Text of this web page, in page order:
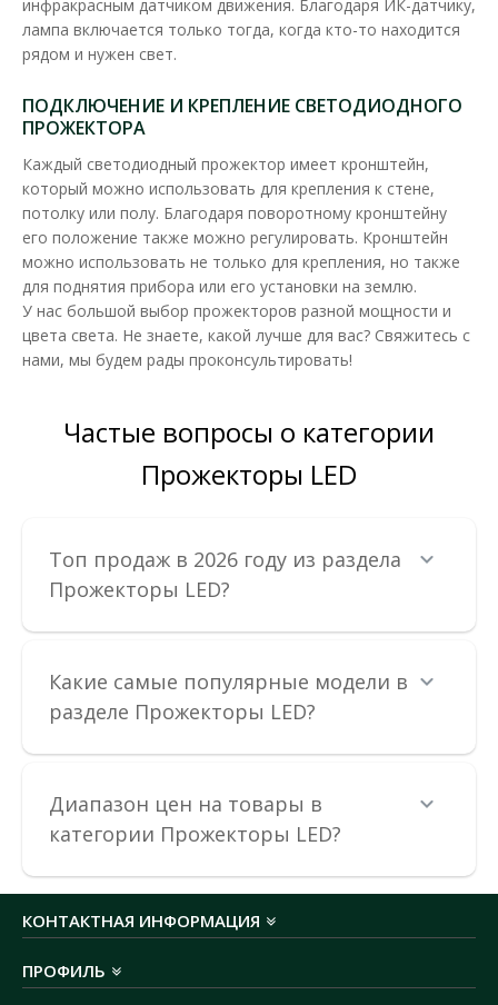
1 637.92 грн
В закладки
Прожектор LED Ledvance 69W 4000K 10000Lm IP66
черный
лампами, матовый плафон из закаленного стекла д..
В КОРЗИНУ
В сравнения
инфракрасным датчиком движения. Благодаря ИК-датчику,
лампа включается только тогда, когда кто-то находится
рядом и нужен свет.
ПОДКЛЮЧЕНИЕ И КРЕПЛЕНИЕ СВЕТОДИОДНОГО
ПРОЖЕКТОРА
Каждый светодиодный прожектор имеет кронштейн,
который можно использовать для крепления к стене,
потолку или полу. Благодаря поворотному кронштейну
его положение также можно регулировать. Кронштейн
можно использовать не только для крепления, но также
для поднятия прибора или его установки на землю.
У нас большой выбор прожекторов разной мощности и
цвета света. Не знаете, какой лучше для вас? Свяжитесь с
нами, мы будем рады проконсультировать!
Частые вопросы о категории
Прожекторы LED
Топ продаж в 2026 году из раздела
Прожекторы LED?
Какие самые популярные модели в
разделе Прожекторы LED?
Диапазон цен на товары в
категории Прожекторы LED?
КОНТАКТНАЯ ИНФОРМАЦИЯ
ПРОФИЛЬ